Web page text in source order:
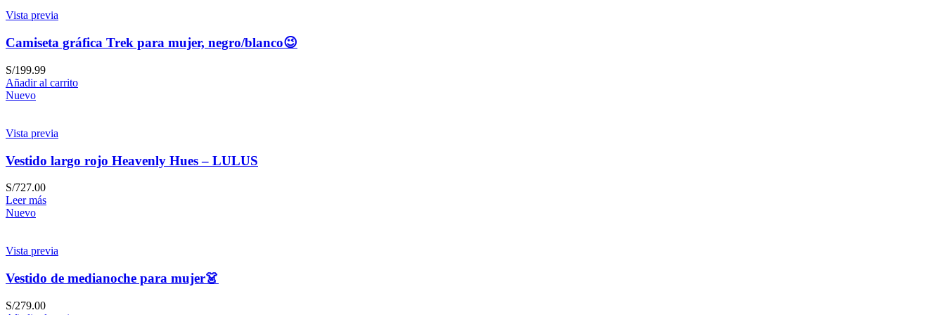
Vista previa
Camiseta gráfica Trek para mujer, negro/blanco😉
S/199.99
Añadir al carrito
Nuevo
Vista previa
Vestido largo rojo Heavenly Hues – LULUS
S/727.00
Leer más
Nuevo
Vista previa
Vestido de medianoche para mujer👗
S/279.00